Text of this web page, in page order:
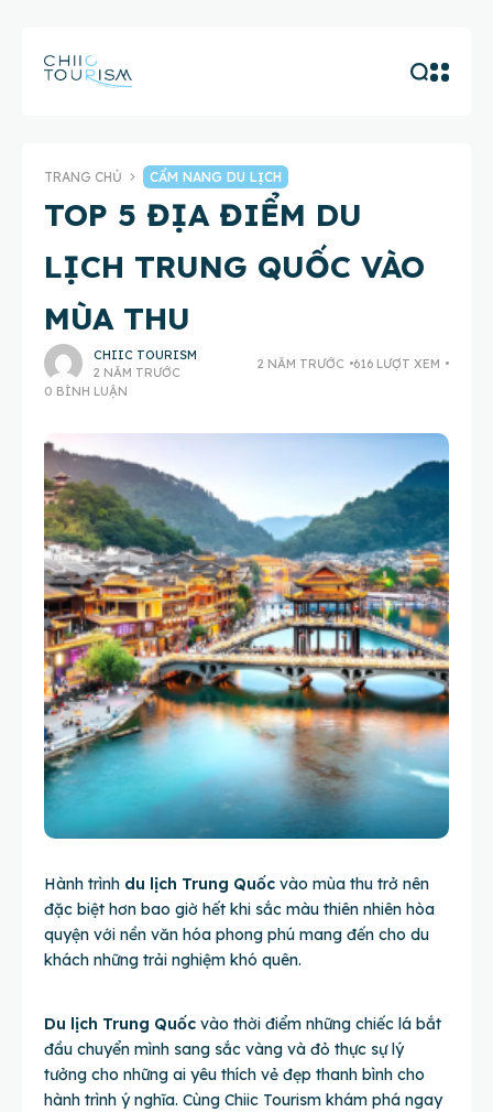
TRANG CHỦ CẨM NANG DU LỊCH
TOP 5 ĐỊA ĐIỂM DU
LỊCH TRUNG QUỐC VÀO
MÙA THU
CHIIC TOURISM
2 NĂM TRƯỚC
2 NĂM TRƯỚC
616 LƯỢT XEM
0 BÌNH LUẬN
Hành trình du lịch Trung Quốc vào mùa thu trở nên
đặc biệt hơn bao giờ hết khi sắc màu thiên nhiên hòa
quyện với nền văn hóa phong phú mang đến cho du
khách những trải nghiệm khó quên.
Du lịch Trung Quốc vào thời điểm những chiếc lá bắt
đầu chuyển mình sang sắc vàng và đỏ thực sự lý
tưởng cho những ai yêu thích vẻ đẹp thanh bình cho
hành trình ý nghĩa. Cùng Chiic Tourism khám phá ngay